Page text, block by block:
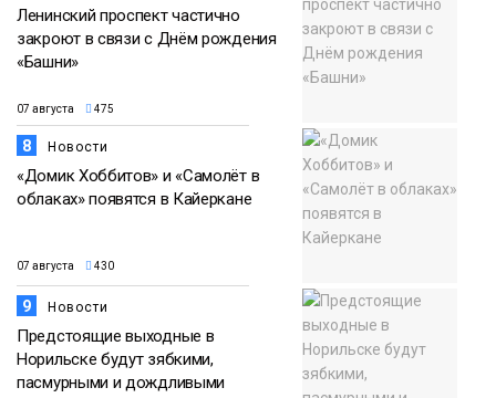
Ленинский проспект частично
закроют в связи с Днём рождения
«Башни»
07 августа 475
8 Новости
«Домик Хоббитов» и «Самолёт в
облаках» появятся в Кайеркане
07 августа 430
9 Новости
Предстоящие выходные в
Норильске будут зябкими,
пасмурными и дождливыми